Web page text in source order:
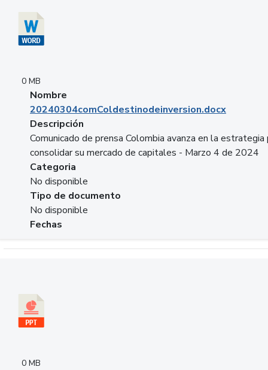
0 MB
Nombre
20240304comColdestinodeinversion.docx
Descripción
Comunicado de prensa Colombia avanza en la estrategia
consolidar su mercado de capitales - Marzo 4 de 2024
Categoria
No disponible
Tipo de documento
No disponible
Fechas
0 MB